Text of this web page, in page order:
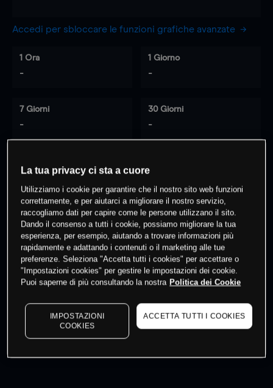
Accedi per sbloccare le funzioni grafiche avanzate
1 Ora
-
1 Giorno
-
7 Giorni
-
30 Giorni
-
0 % dei clienti hanno posizioni
questo prodotto
Fai trading
I prezzi sono solo indicativi. Accediper vedere gli ultimi
dati di mercato
to see latest market data
La tua privacy ci sta a cuore
Utilizziamo i cookie per garantire che il nostro sito web funzioni
correttamente, e per aiutarci a migliorare il nostro servizio,
raccogliamo dati per capire come le persone utilizzano il sito.
Dando il consenso a tutti i cookie, possiamo migliorare la tua
esperienza, per esempio, aiutando a trovare informazioni più
rapidamente e adattando i contenuti o il marketing alle tue
preferenze. Seleziona "Accetta tutti i cookies" per accettare o
"Impostazioni cookies" per gestire le impostazioni dei cookie.
Puoi saperne di più consultando la nostra Politica dei Cookie
IMPOSTAZIONI
COOKIES
ACCETTA TUTTI I COOKIES